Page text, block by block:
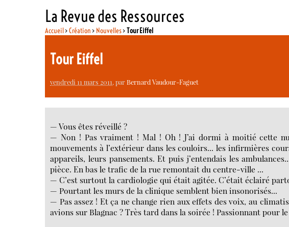
La Revue des Ressources
Accueil>Création > Nouvelles>Tour Eiffel
Tour Eiffel
vendredi 11 mars 2011, parBernard Vaudour-Faguet
— Vous êtes réveillé ?
— Non ! Pas vraiment ! Mal ! Oh ! J’ai dormi à moitié cette
mouvements à l’extérieur dans les couloirs... les infirmières
appareils, leurs pansements. Et puis j’entendais les
pièce. En bas le trafic de la rue remontait du centre-ville ...
— C’est surtout la cardiologie qui était agitée. C’était éclairé
— Pourtant les murs de la clinique semblent bien insonorisés...
— Pas assez ! Et ça ne change rien aux effets des voix, au
avions sur Blagnac ? Très tard dans la soirée ! Passionnant pour